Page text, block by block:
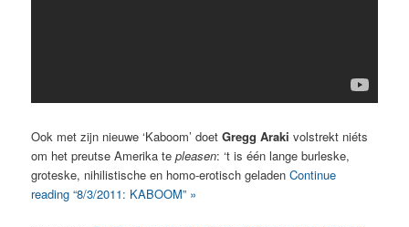
Ook met zijn nieuwe ‘Kaboom’ doetGregg Arakivolstrekt niéts
om het preutse Amerika tepleasen: ‘t is één lange burleske,
groteske, nihilistische en homo-erotisch geladenContinue
reading “8/3/2011: KABOOM” »